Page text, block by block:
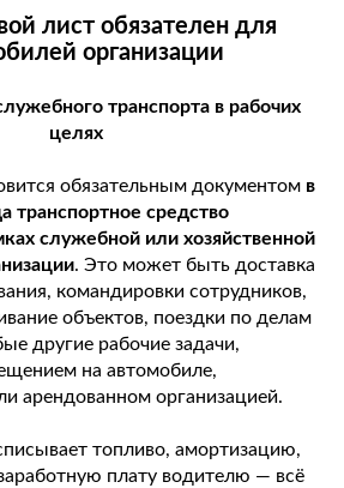
лист обязателен для
организации
транспорта в рабочих
целях
обязательным документом в
транспортное средство
служебной или хозяйственной
. Это может быть доставка
командировки сотрудников,
объектов, поездки по делам
другие рабочие задачи,
на автомобиле,
арендованном организацией.
топливо, амортизацию,
плату водителю — всё